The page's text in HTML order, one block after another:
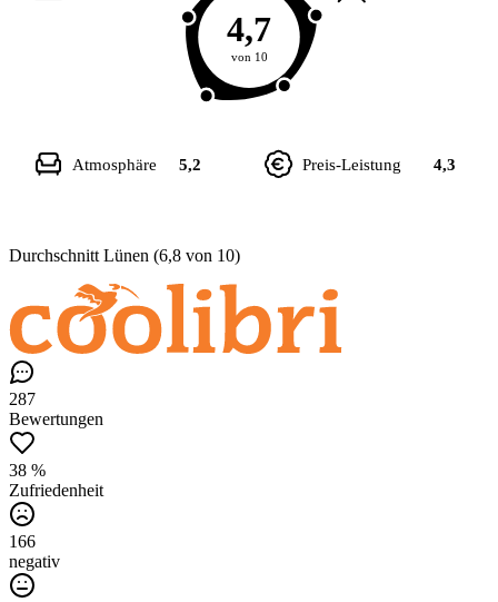
4,7
von 10
Preis-Leistung 4,3
Atmosphäre 5,2
Durchschnitt Lünen (6,8 von 10)
287
Bewertungen
38 %
Zufriedenheit
166
negativ